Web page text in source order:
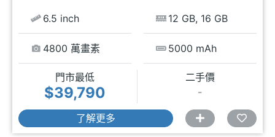
6.5 inch
4800 萬畫素
12 GB, 16 GB
5000 mAh
門市最低
$39,790
二手價
-
了解更多